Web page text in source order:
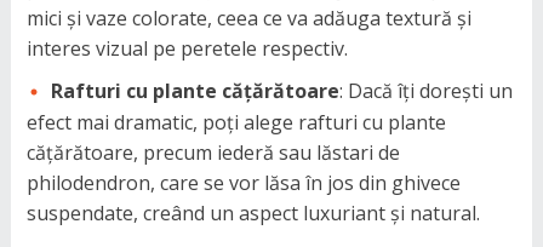
mici și vaze colorate, ceea ce va adăuga textură și
interes vizual pe peretele respectiv.
Rafturi cu plante cățărătoare: Dacă îți dorești un
efect mai dramatic, poți alege rafturi cu plante
cățărătoare, precum iederă sau lăstari de
philodendron, care se vor lăsa în jos din ghivece
suspendate, creând un aspect luxuriant și natural.